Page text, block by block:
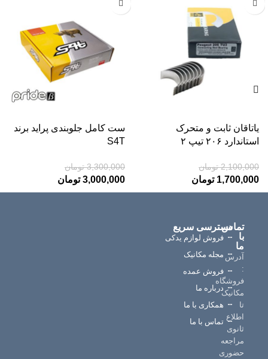
یاتاقان ثابت و متحرک
استاندارد ۲۰۶ تیپ ۲
2,100,000 تومان
1,700,000 تومان
ست کامل جلوبندی پراید برند
S4T
3,300,000 تومان
3,000,000 تومان
تماس
با
ما
آدرس
:
فروشگاه
مکانیک
تا
اطلاع
ثانوی
مراجعه
حضوری
دسترسی سریع
فروش لوازم یدکی
مجله مکانیک
فروش عمده
درباره ما
همکاری با ما
تماس با ما